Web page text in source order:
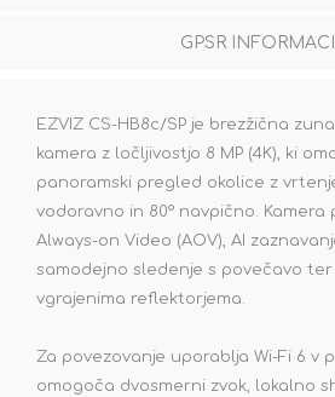
GPSR
EZVIZ CS-HB8c/SP je brezžična
kamera z ločljivostjo 8 MP (4K), ki
panoramski pregled okolice z
vodoravno in 80° navpično.
Always-on Video (AOV), AI
samodejno sledenje s povečavo
vgrajenima reflektorjema.
Za povezovanje uporablja Wi-Fi 6 v
omogoča dvosmerni zvok, lokalno